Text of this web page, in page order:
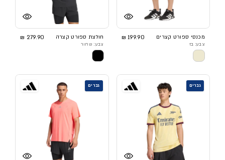
מכנסי ספורט קצרים 199.90 ₪
צבע: בז
חולצת ספורט קצרה 279.90 ₪
צבע: שחור
גברים גברים